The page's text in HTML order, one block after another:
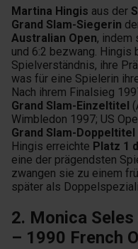
Martina Hingis aus der
Grand Slam-Siegerin
Australian Open, indem
und 6:2 bezwang. Hingis
Spielverständnis, ihre
was für eine Spielerin
Nach ihrem Finalsieg
Grand Slam-Einzeltitel
Wimbledon 1997; US
Grand Slam-Doppeltitel
Hingis erreichte Platz 1
eine der prägendsten
zwangen sie zu einem
später als
2. Monica
– 1990 French